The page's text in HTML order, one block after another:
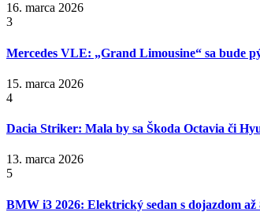
16. marca 2026
3
Mercedes VLE: „Grand Limousine“ sa bude
15. marca 2026
4
Dacia Striker: Mala by sa Škoda Octavia či
13. marca 2026
5
BMW i3 2026: Elektrický sedan s dojazdom